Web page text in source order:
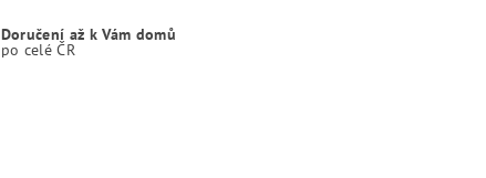
Doručení až k Vám domů
po celé ČR